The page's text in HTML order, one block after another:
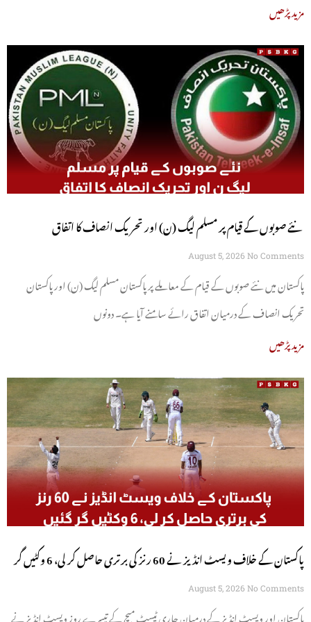
مزید پڑھیں
نئے صوبوں کے قیام پر مسلم لیگ (ن) اور تحریک انصاف کا اتفاق
August 5, 2026 No Comments
پاکستان میں نئے صوبوں کے قیام کے معاملے پر پاکستان مسلم لیگ (ن) اور پاکستان
تحریک انصاف کے درمیان اتفاق رائے سامنے آیا ہے۔ دونوں
مزید پڑھیں
پاکستان کے خلاف ویسٹ انڈیز نے 60 رنز کی برتری حاصل کر لی، 6 وکٹیں گر
گئیں
August 5, 2026 No Comments
پاکستان اور ویسٹ انڈیز کے درمیان جاری ٹیسٹ میچ کے تیسرے روز ویسٹ انڈیز نے